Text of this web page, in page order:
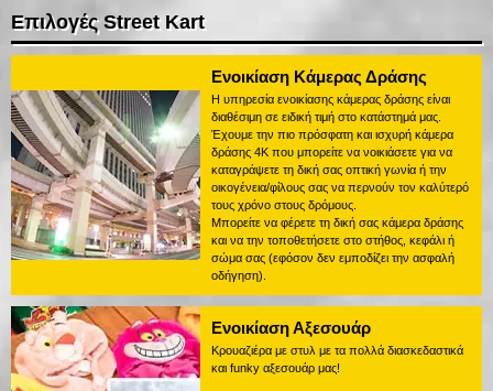
Επιλογές Street Kart
Ενοικίαση Κάμερας Δράσης
Η υπηρεσία ενοικίασης κάμερας δράσης είναι
διαθέσιμη σε ειδική τιμή στο κατάστημά μας.
Έχουμε την πιο πρόσφατη και ισχυρή κάμερα
δράσης 4K που μπορείτε να νοικιάσετε για να
καταγράψετε τη δική σας οπτική γωνία ή την
οικογένεια/φίλους σας να περνούν τον καλύτερό
τους χρόνο στους δρόμους.
Μπορείτε να φέρετε τη δική σας κάμερα δράσης
και να την τοποθετήσετε στο στήθος, κεφάλι ή
σώμα σας (εφόσον δεν εμποδίζει την ασφαλή
οδήγηση).
Ενοικίαση Αξεσουάρ
Κρουαζιέρα με στυλ με τα πολλά διασκεδαστικά
και funky αξεσουάρ μας!